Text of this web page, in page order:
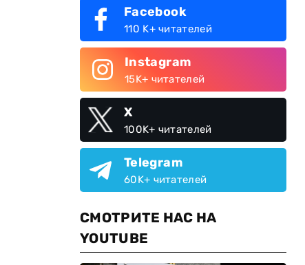
Facebook
110 K+ читателей
Instagram
15K+ читателей
X
100K+ читателей
Telegram
60K+ читателей
СМОТРИТЕ НАС НА
YOUTUBE